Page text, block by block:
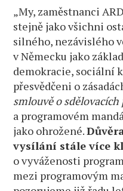
„My, zaměstnanci
stejně jako všichni
silného, nezávislého
v Německu jako
demokracie, sociální
přesvědčeni o
smlouvě o
a programovém
jako ohrožené.
vysílání stále více
o vyváženosti
mezi programovým